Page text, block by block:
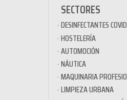
SECTORES
DESINFECTANTES
HOSTELERÍA
AUTOMOCIÓN
NÁUTICA
MAQUINARIA
LIMPIEZA URBANA